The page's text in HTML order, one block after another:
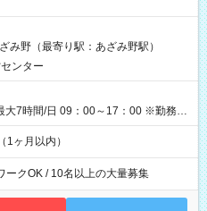
務から1週間ほどで給与の一部を受け
～17:30（休憩1時間） 時給1,300円
通費 ※当日の役割により時給＋100
7:00～13:30（休憩なし） 時給1,300
＝日収8,400円＋交通費 【試用期
み野（最寄り駅：あざみ野駅）
ンター
大7時間/日 09：00～17：00 ※勤務時
す。
1ヶ月以内）
ークOK / 10名以上の大量募集